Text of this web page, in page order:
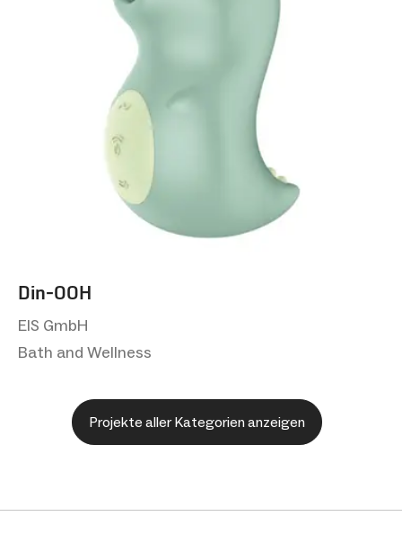
Din-OOH
EIS GmbH
Bath and Wellness
Projekte aller Kategorien anzeigen